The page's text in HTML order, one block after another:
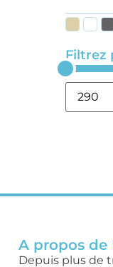
Filtrez
A propos de
Depuis plus de